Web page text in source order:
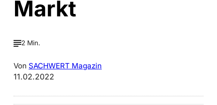
Markt
2 Min.
Von SACHWERT Magazin
11.02.2022